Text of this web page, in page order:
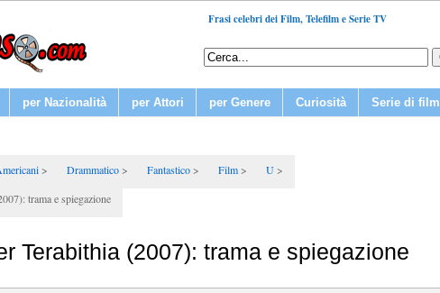
Frasi celebri dei Film, Telefilm e Serie TV
per Nazionalità per Attori per Genere Curiosità Serie di film
Drammatico Fantastico Film
U
trama e spiegazione
Terabithia (2007): trama e spiegazione